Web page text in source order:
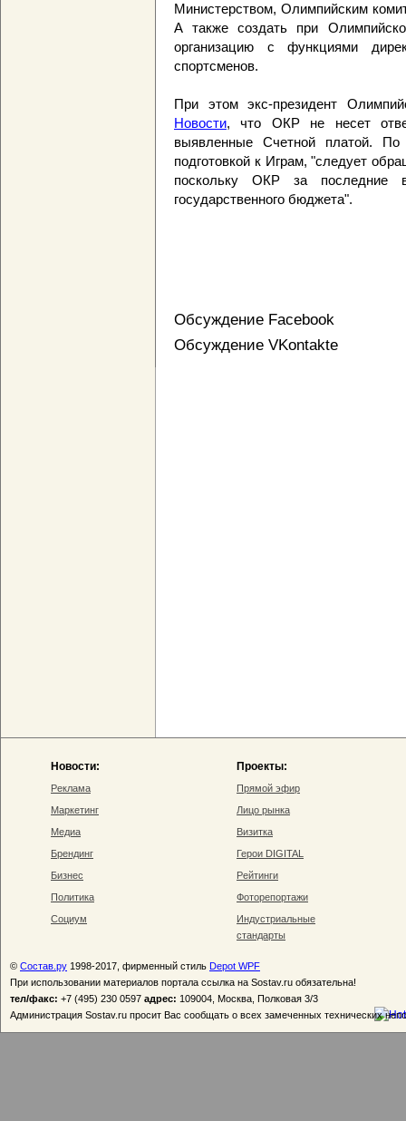
Министерством, Олимпийским
А также создать при
организацию с функциями
спортсменов.
При этом экс-президент
Новости, что ОКР не несет
выявленные Счетной платой.
подготовкой к Играм, "следует
поскольку ОКР за
государственного бюджета".
Обсуждение Facebook
Обсуждение VKontakte
Новости:
Реклама
Маркетинг
Медиа
Брендинг
Бизнес
Политика
Социум
Проекты:
Прямой эфир
Лицо рынка
Визитка
Герои DIGITAL
Рейтинги
Фоторепортажи
Индустриальные
стандарты
© Состав.ру 1998-2017, фирменный стиль Depot WPF
При использовании материалов портала ссылка на Sostav.ru обязательна!
тел/факс: +7 (495) 230 0597 адрес: 109004, Москва, Полковая 3/3
Администрация Sostav.ru просит Вас сообщать о всех замеченных технических